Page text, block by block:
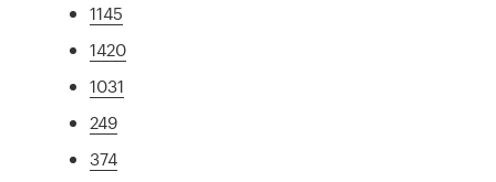
1145
1420
1031
249
374